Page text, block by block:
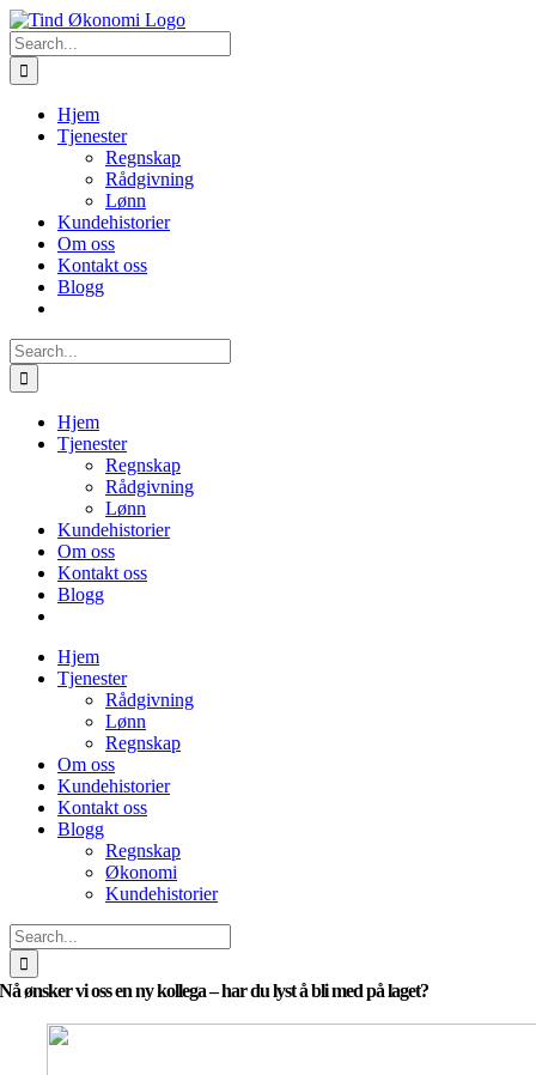
Skip
to
content
Search
for:
Hjem
Tjenester
Regnskap
Rådgivning
Lønn
Kundehistorier
Om oss
Kontakt oss
Blogg
Search
for:
Hjem
Tjenester
Regnskap
Rådgivning
Lønn
Kundehistorier
Om oss
Kontakt oss
Blogg
Hjem
Tjenester
Rådgivning
Lønn
Regnskap
Om oss
Kundehistorier
Kontakt oss
Blogg
Regnskap
Økonomi
Kundehistorier
Search
for:
Nå ønsker vi oss en ny kollega – har du lyst å bli med på laget?